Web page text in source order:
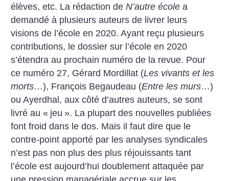
élèves, etc. La rédaction deN’autre école a
demandé à plusieurs auteurs de livrer leurs
visions de l’école en 2020. Ayant reçu plusieurs
contributions, le dossier sur l’école en 2020
s’étendra au prochain numéro de la revue. Pour
ce numéro 27, Gérard Mordillat (Les vivants et les
morts…), François Begaudeau (Entre les murs…)
ou Ayerdhal, aux côté d’autres auteurs, se sont
livré au « jeu ». La plupart des nouvelles publiées
font froid dans le dos. Mais il faut dire que le
contre-point apporté par les analyses syndicales
n’est pas non plus des plus réjouissants tant
l’école est aujourd’hui doublement attaquée par